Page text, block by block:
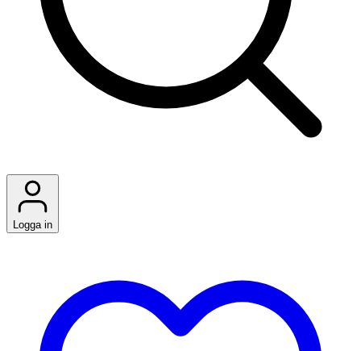
Logga in